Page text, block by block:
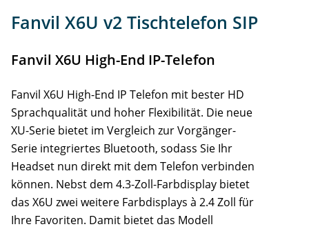
Fanvil X6U v2 Tischtelefon SIP
Fanvil X6U High-End IP-Telefon
Fanvil X6U High-End IP Telefon mit bester HD
Sprachqualität und hoher Flexibilität. Die neue
XU-Serie bietet im Vergleich zur Vorgänger-
Serie integriertes Bluetooth, sodass Sie Ihr
Headset nun direkt mit dem Telefon verbinden
können. Nebst dem 4.3-Zoll-Farbdisplay bietet
das X6U zwei weitere Farbdisplays à 2.4 Zoll für
Ihre Favoriten. Damit bietet das Modell